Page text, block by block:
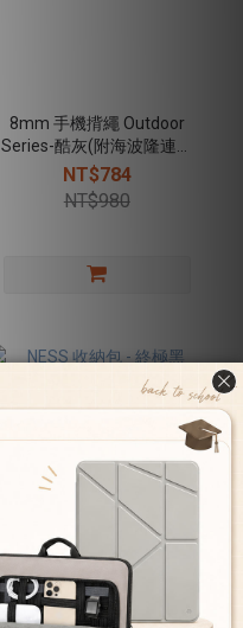
8mm 手機揹繩 Outdoor
Series-酷灰(附海波隆連接
片)
NT$784
NT$980
NESS 收納包 - 終極黑
NT$784